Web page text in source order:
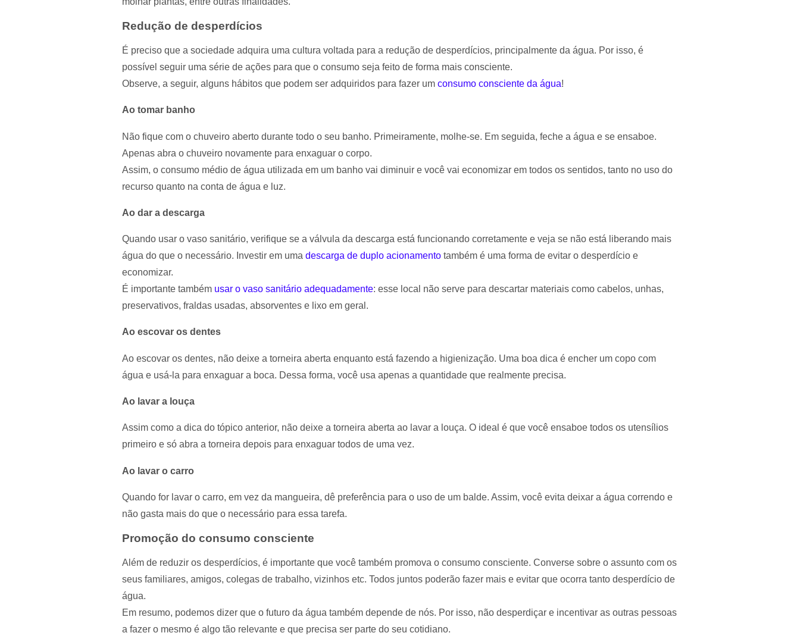
Redução de desperdícios
É preciso que a sociedade adquira uma cultura voltada para a redução de desperdícios, principalmente da água. Por isso, é
possível seguir uma série de ações para que o consumo seja feito de forma mais consciente.
Observe, a seguir, alguns hábitos que podem ser adquiridos para fazer um consumo consciente da água!
Ao tomar banho
Não fique com o chuveiro aberto durante todo o seu banho. Primeiramente, molhe-se. Em seguida, feche a água e se ensaboe.
Apenas abra o chuveiro novamente para enxaguar o corpo.
Assim, o consumo médio de água utilizada em um banho vai diminuir e você vai economizar em todos os sentidos, tanto no uso do
recurso quanto na conta de água e luz.
Ao dar a descarga
Quando usar o vaso sanitário, verifique se a válvula da descarga está funcionando corretamente e veja se não está liberando mais
água do que o necessário. Investir em uma descarga de duplo acionamentotambém é uma forma de evitar o desperdício e
economizar.
É importante também usar o vaso sanitário adequadamente: esse local não serve para descartar materiais como cabelos, unhas,
preservativos, fraldas usadas, absorventes e lixo em geral.
Ao escovar os dentes
Ao escovar os dentes, não deixe a torneira aberta enquanto está fazendo a higienização. Uma boa dica é encher um copo com
água e usá-la para enxaguar a boca. Dessa forma, você usa apenas a quantidade que realmente precisa.
Ao lavar a louça
Assim como a dica do tópico anterior, não deixe a torneira aberta ao lavar a louça. O ideal é que você ensaboe todos os utensílios
primeiro e só abra a torneira depois para enxaguar todos de uma vez.
Ao lavar o carro
Quando for lavar o carro, em vez da mangueira, dê preferência para o uso de um balde. Assim, você evita deixar a água correndo e
não gasta mais do que o necessário para essa tarefa.
Promoção do consumo consciente
Além de reduzir os desperdícios, é importante que você também promova o consumo consciente. Converse sobre o assunto com os
seus familiares, amigos, colegas de trabalho, vizinhos etc. Todos juntos poderão fazer mais e evitar que ocorra tanto desperdício de
água.
Em resumo, podemos dizer que o futuro da água também depende de nós. Por isso, não desperdiçar e incentivar as outras pessoas
a fazer o mesmo é algo tão relevante e que precisa ser parte do seu cotidiano.